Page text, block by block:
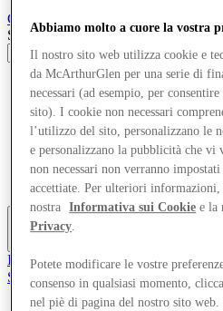
Cheshire Oaks
Search input
Negozi
Offerte
Pianifica la tua visita
Cosa c'è in programma
Mangia e Bevi
Gift Card
Servizi
Il Club
Salvata
it
Abbiamo molto a cuore la vostra
Il nostro sito web utilizza cookie e
da McArthurGlen per una serie di
necessari (ad esempio, per
sito). I cookie non necessari
l’utilizzo del sito, personalizzano le
e personalizzano la pubblicità che vi
non necessari non verranno
accettiate. Per ulteriori
nostra
Informativa sui Cookie e la
Privacy.
Potete modificare le vostre
consenso in qualsiasi momento,
nel piè di pagina del nostro sito web.